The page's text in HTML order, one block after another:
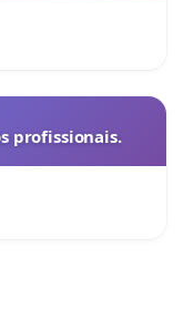
profissionais.